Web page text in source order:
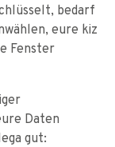
bedarf
eure kiz
Fenster
Daten
gut: